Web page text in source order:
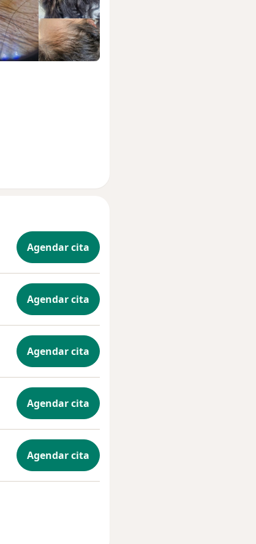
Agendar cita
Agendar cita
Agendar cita
Agendar cita
Agendar cita